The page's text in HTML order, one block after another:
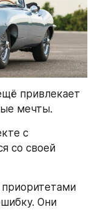
привлекает
мечты.
с
со своей
Они